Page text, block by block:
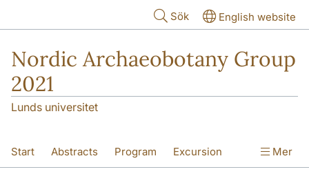
Sök English website
Nordic Archaeobotany Group
2021
Lunds universitet
Start Abstracts Program Excursion Mer